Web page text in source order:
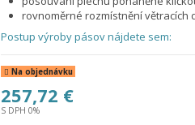
rovnoměrné rozmístnění větracích
Postup výroby pásov nájdete sem:
Na objednávku
257,72 €
S DPH 0%